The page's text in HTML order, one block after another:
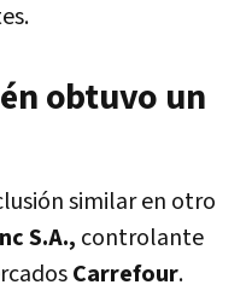
obtuvo un
similar en otro
S.A., controlante
Carrefour.